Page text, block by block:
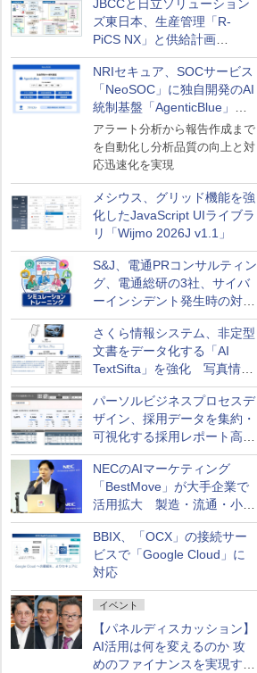
JBCCと日立ソリューション
ズ東日本、生産管理「R-
PiCS NX」と供給計画
「scSQUARE ISP」の連携サ
ービスを提供開始
NRIセキュア、SOCサービス
「NeoSOC」に独自開発のAI
統制基盤「AgenticBlue」を
導入
アラート分析から報告作成まで
を自動化し分析品質の向上と対
応迅速化を実現
メシウス、グリッド機能を強
化したJavaScript UIライブラ
リ「Wijmo 2026J v1.1」
S&J、電通PRコンサルティン
グ、電通総研の3社、サイバ
ーインシデント発生時の対応
と危機管理広報を一体的に訓
練するプログラムを提供
さくら情報システム、非定型
文書をデータ化する「AI
TextSifta」を強化 写真情報
のデータ化などに対応
パーソルビジネスプロセスデ
ザイン、採用データを集約・
可視化する採用レポート高速
化サービスを提供
NECのAIマーケティング
「BestMove」が大手企業で
活用拡大 製造・流通・小売
企業・広告代理店などが実装
フェーズへ
BBIX、「OCX」の接続サー
ビスで「Google Cloud」に
対応
イベント
【パネルディスカッション】
AI活用は何を変えるのか 攻
めのファイナンスを実現する